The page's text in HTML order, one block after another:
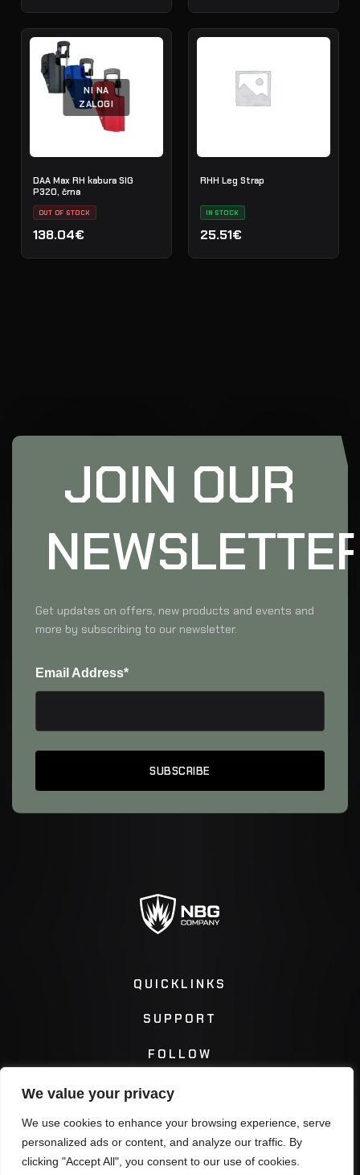
We value your privacy
We use cookies to enhance your browsing experience, serve
personalized ads or content, and analyze our traffic. By
clicking "Accept All", you consent to our use of cookies.
NI NA
ZALOGI
DAA Max RH kabura SIG
P320, črna
OUT OF STOCK
138.04€
RHH Leg Strap
IN STOCK
25.51€
JOIN OUR
Get updates on offers, new products and events and
more by subscribing to our newsletter.
Email Address*
QUICKLINKS
SUPPORT
FOLLOW
Instagram